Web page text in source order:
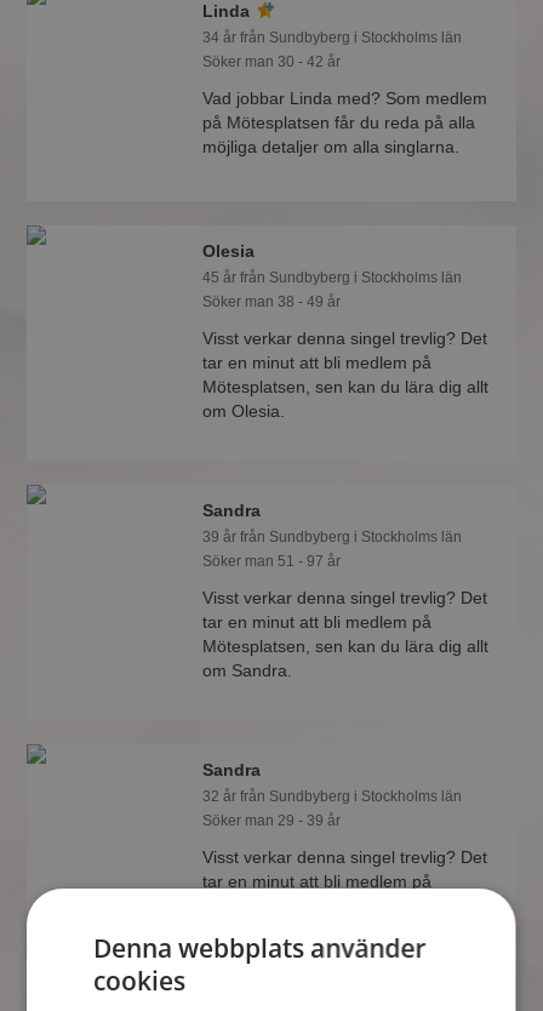
Linda
34 år från Sundbyberg i Stockholms län
Söker man 30 - 42 år
Vad jobbar Linda med? Som medlem
på Mötesplatsen får du reda på alla
möjliga detaljer om alla singlarna.
Olesia
45 år från Sundbyberg i Stockholms län
Söker man 38 - 49 år
Visst verkar denna singel trevlig? Det
tar en minut att bli medlem på
Mötesplatsen, sen kan du lära dig allt
om Olesia.
Sandra
39 år från Sundbyberg i Stockholms län
Söker man 51 - 97 år
Visst verkar denna singel trevlig? Det
tar en minut att bli medlem på
Mötesplatsen, sen kan du lära dig allt
om Sandra.
Sandra
32 år från Sundbyberg i Stockholms län
Söker man 29 - 39 år
Visst verkar denna singel trevlig? Det
tar en minut att bli medlem på
Denna webbplats använder
cookies